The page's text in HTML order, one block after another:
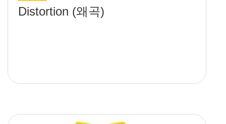
Distortion (왜곡)